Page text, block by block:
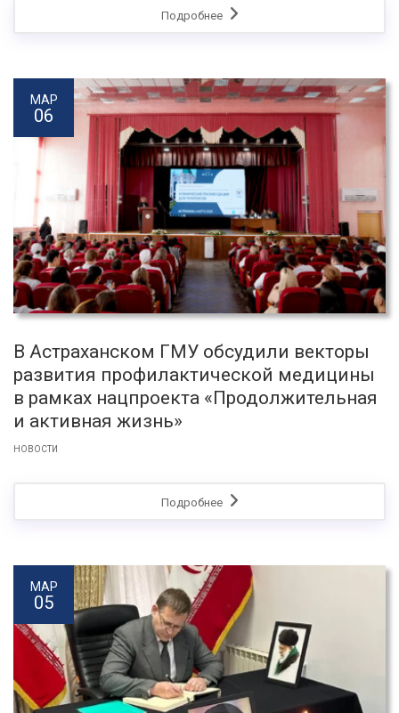
Подробнее
МАР
06
В Астраханском ГМУ обсудили векторы
развития профилактической медицины
в рамках нацпроекта «Продолжительная
и активная жизнь»
НОВОСТИ
Подробнее
МАР
05